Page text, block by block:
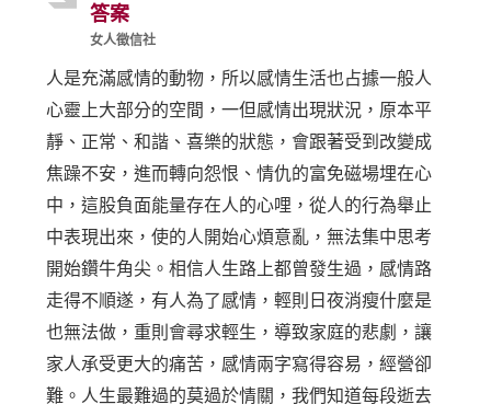
答案
女人徵信社
人是充滿感情的動物，所以感情生活也占據一般人
心靈上大部分的空間，一但感情出現狀況，原本平
靜、正常、和諧、喜樂的狀態，會跟著受到改變成
焦躁不安，進而轉向怨恨、情仇的富免磁場埋在心
中，這股負面能量存在人的心哩，從人的行為舉止
中表現出來，使的人開始心煩意亂，無法集中思考
開始鑽牛角尖。相信人生路上都曾發生過，感情路
走得不順遂，有人為了感情，輕則日夜消瘦什麼是
也無法做，重則會尋求輕生，導致家庭的悲劇，讓
家人承受更大的痛苦，感情兩字寫得容易，經營卻
難。人生最難過的莫過於情關，我們知道每段逝去